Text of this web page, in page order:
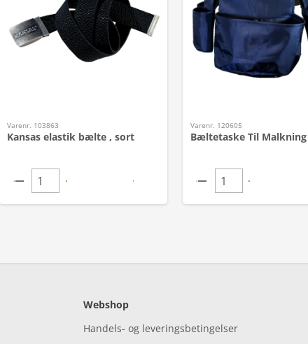
Varenr. 103863
Kansas elastik bælte , sort
Varenr. 120605
Bæltetaske Til Malkning
Webshop
Handels- og leveringsbetingelser